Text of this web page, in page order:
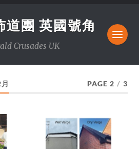
道團 英國號角
Crusades UK
PAGE 2 / 3